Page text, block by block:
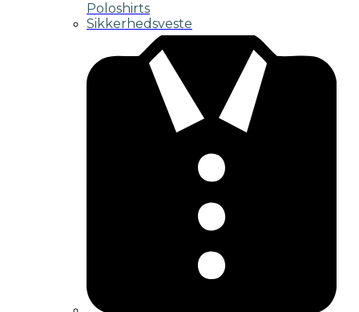
Poloshirts
Sikkerhedsveste